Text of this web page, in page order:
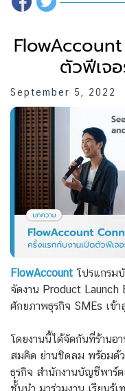
ตัวฟีเจ
September 5, 2022
FlowAccount โปรแกรม
จัดงาน Product Launch
ศักยภาพธุรกิจ SMEs เข้
โดยงานนี้ได้จัดกันที่ร้านอ
สมคิด ย่านชิดลม พร้อมด้ว
ธุรกิจ สำนักงานบัญชีพาร์
ชั้นนำ มาร่วมงาน เรียนรู้